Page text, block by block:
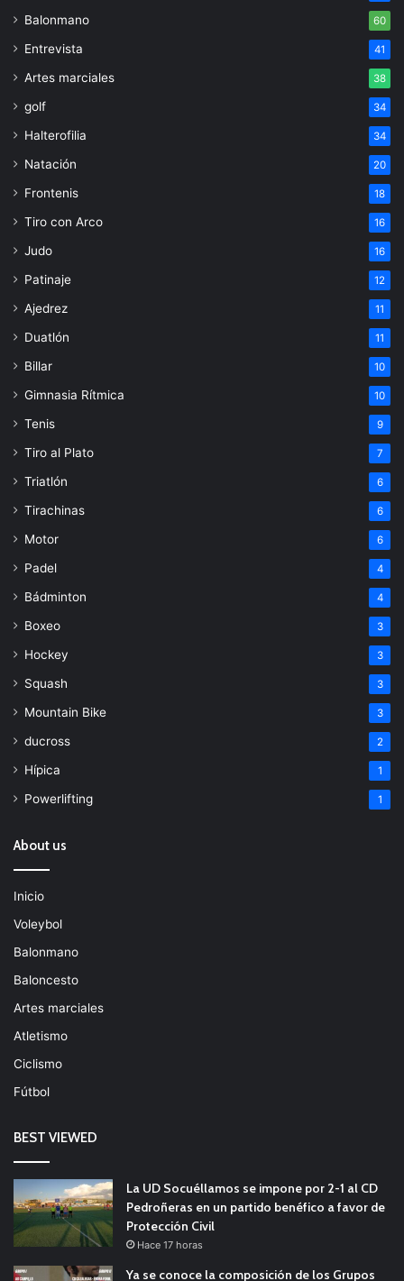
Balonmano 60
Entrevista 41
Artes marciales 38
golf 34
Halterofilia 34
Natación 20
Frontenis 18
Tiro con Arco 16
Judo 16
Patinaje 12
Ajedrez 11
Duatlón 11
Billar 10
Gimnasia Rítmica 10
Tenis 9
Tiro al Plato 7
Triatlón 6
Tirachinas 6
Motor 6
Padel 4
Bádminton 4
Boxeo 3
Hockey 3
Squash 3
Mountain Bike 3
ducross 2
Hípica 1
Powerlifting 1
About us
Inicio
Voleybol
Balonmano
Baloncesto
Artes marciales
Atletismo
Ciclismo
Fútbol
BEST VIEWED
La UD Socuéllamos se impone por 2-1 al CD
Pedroñeras en un partido benéfico a favor de
Protección Civil
Hace 17 horas
Ya se conoce la composición de los Grupos